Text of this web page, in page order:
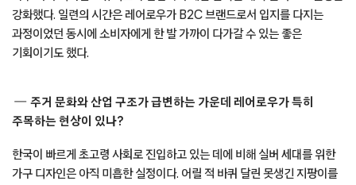
강화했다. 일련의 시간은 레어로우가 B2C 브랜드로서 입지를 다지는
과정이었던 동시에 소비자에게 한 발 가까이 다가갈 수 있는 좋은
기회이기도 했다.
주거 문화와 산업 구조가 급변하는 가운데 레어로우가 특히
주목하는 현상이 있나?
한국이 빠르게 초고령 사회로 진입하고 있는 데에 비해 실버 세대를 위한
가구 디자인은 아직 미흡한 실정이다. 어릴 적 바퀴 달린 못생긴 지팡이를